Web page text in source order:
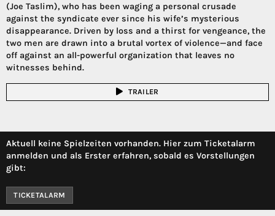
(Joe Taslim), who has been waging a personal crusade
against the syndicate ever since his wife’s mysterious
disappearance. Driven by loss and a thirst for vengeance, the
two men are drawn into a brutal vortex of violence—and face
off against an all-powerful organization that leaves no
witnesses behind.
TRAILER
Aktuell keine Spielzeiten vorhanden. Hier zum Ticketalarm
anmelden und als Erster erfahren, sobald es Vorstellungen
gibt:
TICKETALARM